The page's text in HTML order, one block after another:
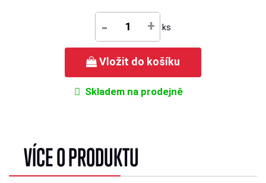
- + ks
Vložit do košíku
Skladem na prodejně
VÍCE O PRODUKTU